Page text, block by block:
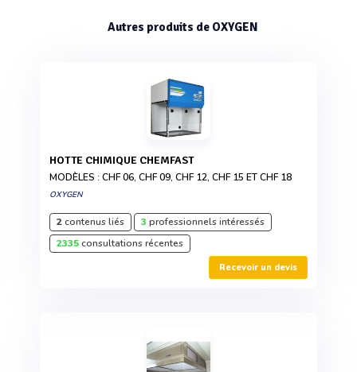
Autres produits de OXYGEN
HOTTE CHIMIQUE CHEMFAST
MODÈLES : CHF 06, CHF 09, CHF 12, CHF 15 ET CHF 18
OXYGEN
2contenus liés 3 professionnels intéressés
2335consultations récentes
Recevoir un devis